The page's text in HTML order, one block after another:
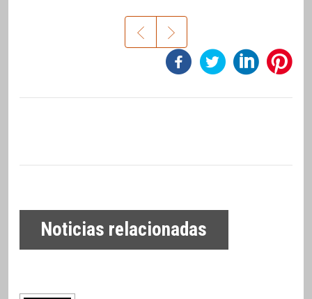
Noticias relacionadas